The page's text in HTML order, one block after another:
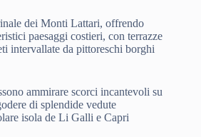
dei Monti Lattari, offrendo
paesaggi costieri, con terrazze
intervallate da pittoreschi borghi
ammirare scorci incantevoli su
di splendide vedute
isola de Li Galli e Capri